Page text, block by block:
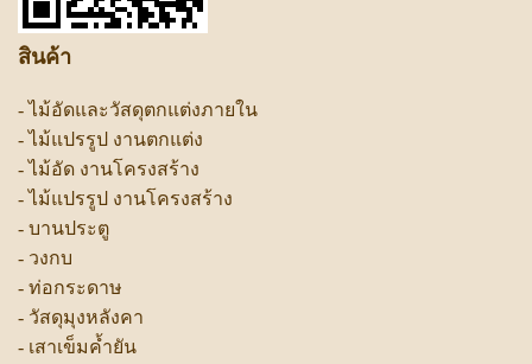
สินค้า
-ไม้อัดและวัสดุตกแต่งภายใน
-ไม้แปรรูป งานตกแต่ง
-ไม้อัด งานโครงสร้าง
-ไม้แปรรูป งานโครงสร้าง
- บานประตู
- วงกบ
- ท่อกระดาษ
- วัสดุมุงหลังคา
- เสาเข็มค้ำยัน